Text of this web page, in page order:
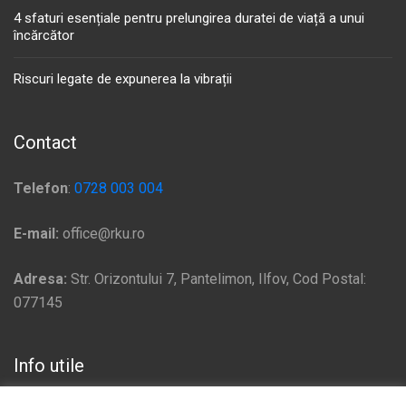
4 sfaturi esențiale pentru prelungirea duratei de viață a unui
încărcător
Riscuri legate de expunerea la vibrații
Contact
Telefon: 0728 003 004
E-mail: office@rku.ro
Adresa: Str. Orizontului 7, Pantelimon, Ilfov, Cod Postal:
077145
Info utile